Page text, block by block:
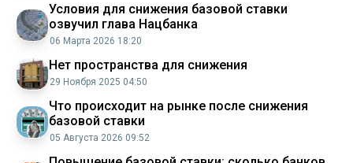
Условия для снижения базовой ставки
озвучил глава Нацбанка
06 Марта 2026 18:20
Нет пространства для снижения
29 Ноября 2025 04:50
Что происходит на рынке после снижения
базовой ставки
05 Августа 2026 09:52